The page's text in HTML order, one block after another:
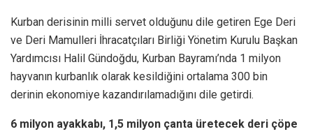
Kurban derisinin milli servet olduğunu dile getiren Ege Deri
ve Deri Mamulleri İhracatçıları Birliği Yönetim Kurulu Başkan
Yardımcısı Halil Gündoğdu, Kurban Bayramı’nda 1 milyon
hayvanın kurbanlık olarak kesildiğini ortalama 300 bin
derinin ekonomiye kazandırılamadığını dile getirdi.
6 milyon ayakkabı, 1,5 milyon çanta üretecek deri çöpe